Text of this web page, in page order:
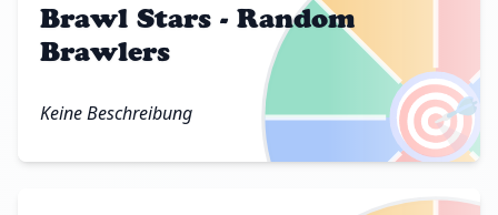
🎯
Brawl Stars - Random
Brawlers
Keine Beschreibung